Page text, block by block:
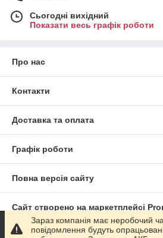
Сьогодні вихідний
Показати весь графік роботи
Про нас
Контакти
Доставка та оплата
Графік роботи
Повна версія сайту
Сайт створено на маркетплейсі
Політика конфіденційності
Зараз компанія має неробочий
повідомлення будуть